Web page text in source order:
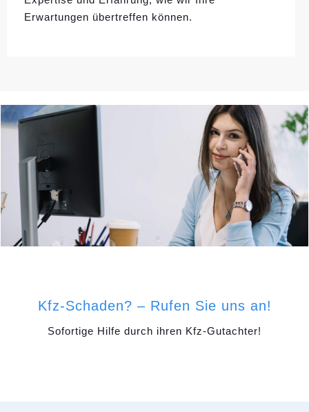
Erwartungen übertreffen können.
Kfz-Schaden? – Rufen Sie uns an!
Sofortige Hilfe durch ihren Kfz-Gutachter!